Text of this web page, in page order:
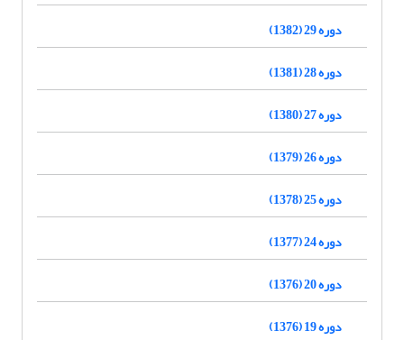
دوره 29 (1382)
دوره 28 (1381)
دوره 27 (1380)
دوره 26 (1379)
دوره 25 (1378)
دوره 24 (1377)
دوره 20 (1376)
دوره 19 (1376)